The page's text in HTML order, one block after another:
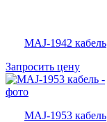
MAJ-1942 кабель
Запросить цену
MAJ-1953 кабель